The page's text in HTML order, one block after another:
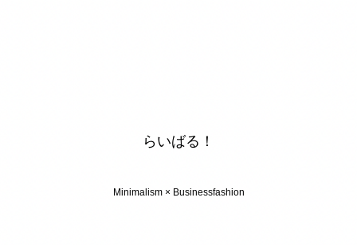
らいばる！
Minimalism × Businessfashion